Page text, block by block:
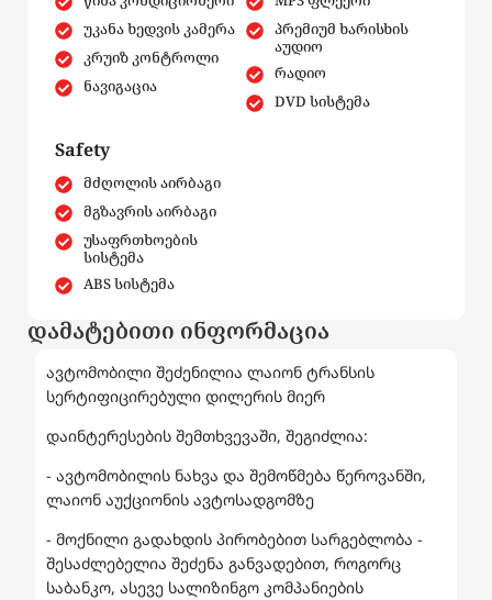
უკანა ხედვის კამერა
კრუიზ კონტროლი
ნავიგაცია
პრემიუმ ხარისხის
აუდიო
რადიო
DVD სისტემა
Safety
მძღოლის აირბაგი
მგზავრის აირბაგი
უსაფრთხოების
სისტემა
ABS სისტემა
დამატებითი ინფორმაცია
ავტომობილი შეძენილია ლაიონ ტრანსის
სერტიფიცირებული დილერის მიერ
დაინტერესების შემთხვევაში, შეგიძლია:
- ავტომობილის ნახვა და შემოწმება წეროვანში,
ლაიონ აუქციონის ავტოსადგომზე
- მოქნილი გადახდის პირობებით სარგებლობა -
შესაძლებელია შეძენა განვადებით, როგორც
საბანკო, ასევე სალიზინგო კომპანიების